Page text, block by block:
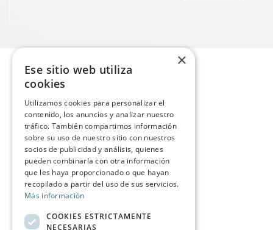
×
Ese sitio web utiliza
cookies
Utilizamos cookies para personalizar el
contenido, los anuncios y analizar nuestro
tráfico. También compartimos información
sobre su uso de nuestro sitio con nuestros
socios de publicidad y análisis, quienes
pueden combinarla con otra información
que les haya proporcionado o que hayan
recopilado a partir del uso de sus servicios.
Más información
COOKIES ESTRICTAMENTE
NECESARIAS